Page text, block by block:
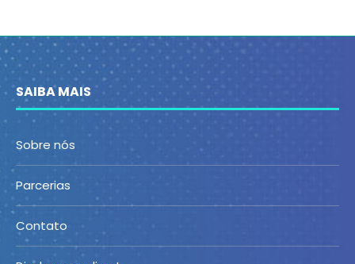
SAIBA MAIS
Sobre nós
Parcerias
Contato